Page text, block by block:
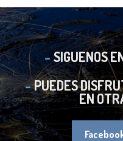
SIGUENOS
PUEDES
EN